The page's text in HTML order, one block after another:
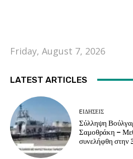
Friday, August 7, 2026
LATEST ARTICLES
EΙΔΗΣΕΙΣ
Σύλληψη
Σαμοθράκη –
συνελήφθη στην